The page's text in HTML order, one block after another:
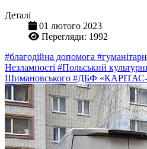
Деталі
01 лютого 2023
Перегляди: 1992
#благодійна допомога
Незламності #Польський
Шимановського #ДБФ